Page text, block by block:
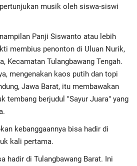
musik oleh siswa-siswi
Panji Siswanto atau lebih
membius penonton di Uluan Nurik,
Kecamatan Tulangbawang Tengah.
mengenakan kaos putih dan topi
Jawa Barat, itu membawakan
tembang berjudul "Sayur Juara" yang
kebanggaannya bisa hadir di
kali pertama.
hadir di Tulangbawang Barat. Ini